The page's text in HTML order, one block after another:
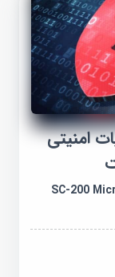
امنیتی
SC-200